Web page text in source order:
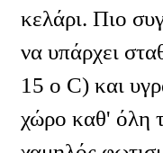
κελάρι. Πιο
να υπάρχει
15 ο C) και
χώρο καθ' όλη